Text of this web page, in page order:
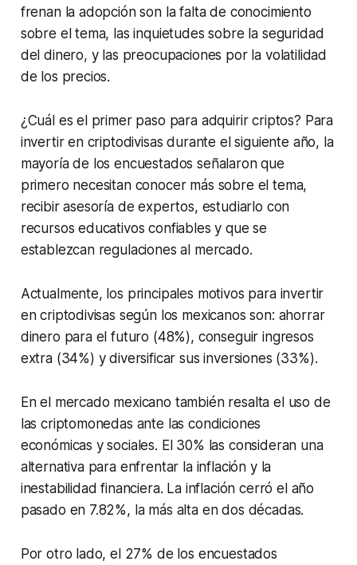
frenan la adopción son la falta de conocimiento
sobre el tema, las inquietudes sobre la seguridad
del dinero, y las preocupaciones por la volatilidad
de los precios.
¿Cuál es el primer paso para adquirir criptos? Para
invertir en criptodivisas durante el siguiente año, la
mayoría de los encuestados señalaron que
primero necesitan conocer más sobre el tema,
recibir asesoría de expertos, estudiarlo con
recursos educativos confiables y que se
establezcan regulaciones al mercado.
Actualmente, los principales motivos para invertir
en criptodivisas según los mexicanos son: ahorrar
dinero para el futuro (48%), conseguir ingresos
extra (34%) y diversificar sus inversiones (33%).
En el mercado mexicano también resalta el uso de
las criptomonedas ante las condiciones
económicas y sociales. El 30% las consideran una
alternativa para enfrentar la inflación y la
inestabilidad financiera. La inflación cerró el año
pasado en 7.82%, la más alta en dos décadas.
Por otro lado, el 27% de los encuestados